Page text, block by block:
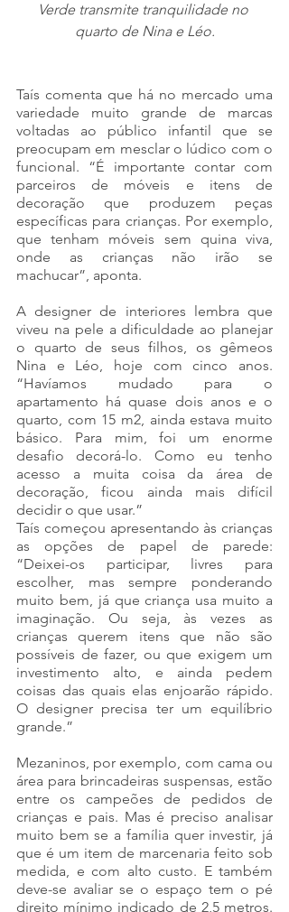
Verde transmite tranquilidade no
quarto de Nina e Léo.
Taís comenta que há no mercado uma
variedade muito grande de marcas
voltadas ao público infantil que se
preocupam em mesclar o lúdico com o
funcional. “É importante contar com
parceiros de móveis e itens de
decoração que produzem peças
específicas para crianças. Por exemplo,
que tenham móveis sem quina viva,
onde as crianças não irão se
machucar”, aponta.
A designer de interiores lembra que
viveu na pele a dificuldade ao planejar
o quarto de seus filhos, os gêmeos
Nina e Léo, hoje com cinco anos.
“Havíamos mudado para o
apartamento há quase dois anos e o
quarto, com 15 m2, ainda estava muito
básico. Para mim, foi um enorme
desafio decorá-lo. Como eu tenho
acesso a muita coisa da área de
decoração, ficou ainda mais difícil
decidir o que usar.”
Taís começou apresentando às crianças
as opções de papel de parede:
“Deixei-os participar, livres para
escolher, mas sempre ponderando
muito bem, já que criança usa muito a
imaginação. Ou seja, às vezes as
crianças querem itens que não são
possíveis de fazer, ou que exigem um
investimento alto, e ainda pedem
coisas das quais elas enjoarão rápido.
O designer precisa ter um equilíbrio
grande.”
Mezaninos, por exemplo, com cama ou
área para brincadeiras suspensas, estão
entre os campeões de pedidos de
crianças e pais. Mas é preciso analisar
muito bem se a família quer investir, já
que é um item de marcenaria feito sob
medida, e com alto custo. E também
deve-se avaliar se o espaço tem o pé
direito mínimo indicado de 2,5 metros.